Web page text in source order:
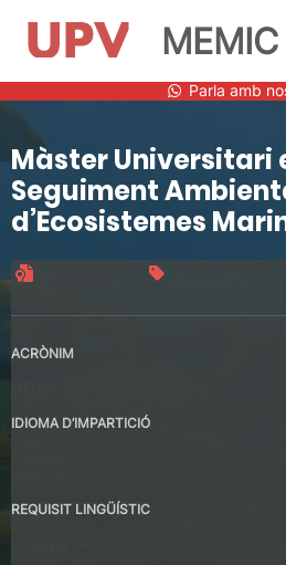
contingut
MEMIC
Parla amb
Màster Universitari
Seguiment
d’Ecosistemes
ACRÒNIM
IDIOMA D’IMPARTICIÓ
REQUISIT LINGÜÍSTIC